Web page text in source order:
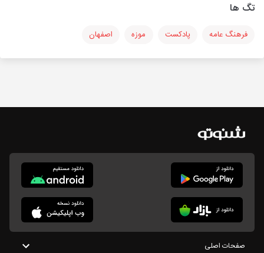
تگ ها
فرهنگ عامه پادکست موزه اصفهان
صفحات اصلی